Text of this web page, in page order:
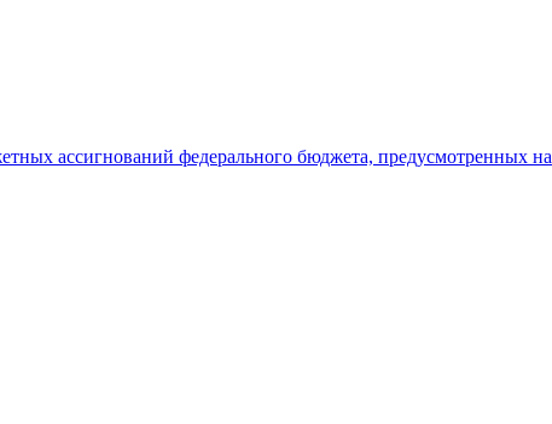
ассигнований федерального бюджета, предусмотренных на